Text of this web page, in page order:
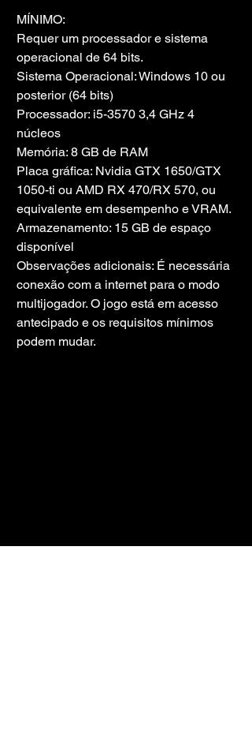
MÍNIMO:
Requer um processador e sistema
operacional de 64 bits.
Sistema Operacional: Windows 10 ou
posterior (64 bits)
Processador: i5-3570 3,4 GHz 4
núcleos
Memória: 8 GB de RAM
Placa gráfica: Nvidia GTX 1650/GTX
1050-ti ou AMD RX 470/RX 570, ou
equivalente em desempenho e VRAM.
Armazenamento: 15 GB de espaço
disponível
Observações adicionais: É necessária
conexão com a internet para o modo
multijogador. O jogo está em acesso
antecipado e os requisitos mínimos
podem mudar.